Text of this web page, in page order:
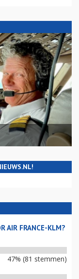
AIR FRANCE-KLM?
47% (81 stemmen)